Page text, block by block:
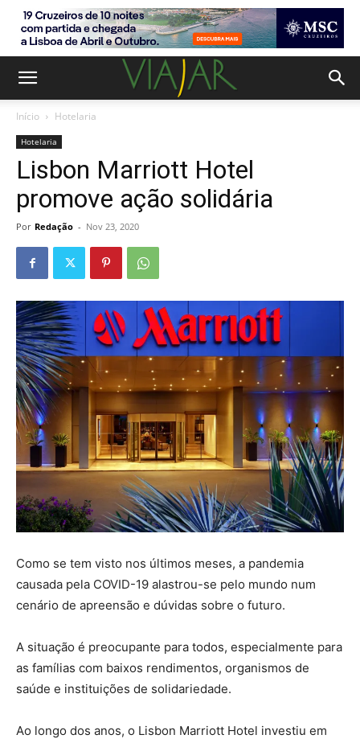
Início Hotelaria
Hotelaria
Lisbon Marriott Hotel
promove ação solidária
Por Redação - Nov 23, 2020
Como se tem visto nos últimos meses, a pandemia
causada pela COVID-19 alastrou-se pelo mundo num
cenário de apreensão e dúvidas sobre o futuro.
A situação é preocupante para todos, especialmente para
as famílias com baixos rendimentos, organismos de
saúde e instituições de solidariedade.
Ao longo dos anos, o Lisbon Marriott Hotel investiu em